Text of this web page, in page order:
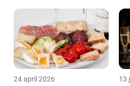
24 april 2026 13